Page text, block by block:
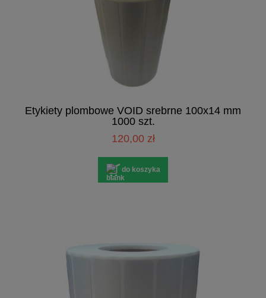
Etykiety plombowe VOID srebrne 100x14 mm
1000 szt.
120,00 zł
do koszyka